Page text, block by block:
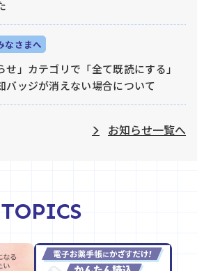
なさまへ
」カテゴリで「全て既読にする」
バッジが消えない場合について
向け
備のための調査事業」報告書 につ
お知らせ一覧へ
TOPICS